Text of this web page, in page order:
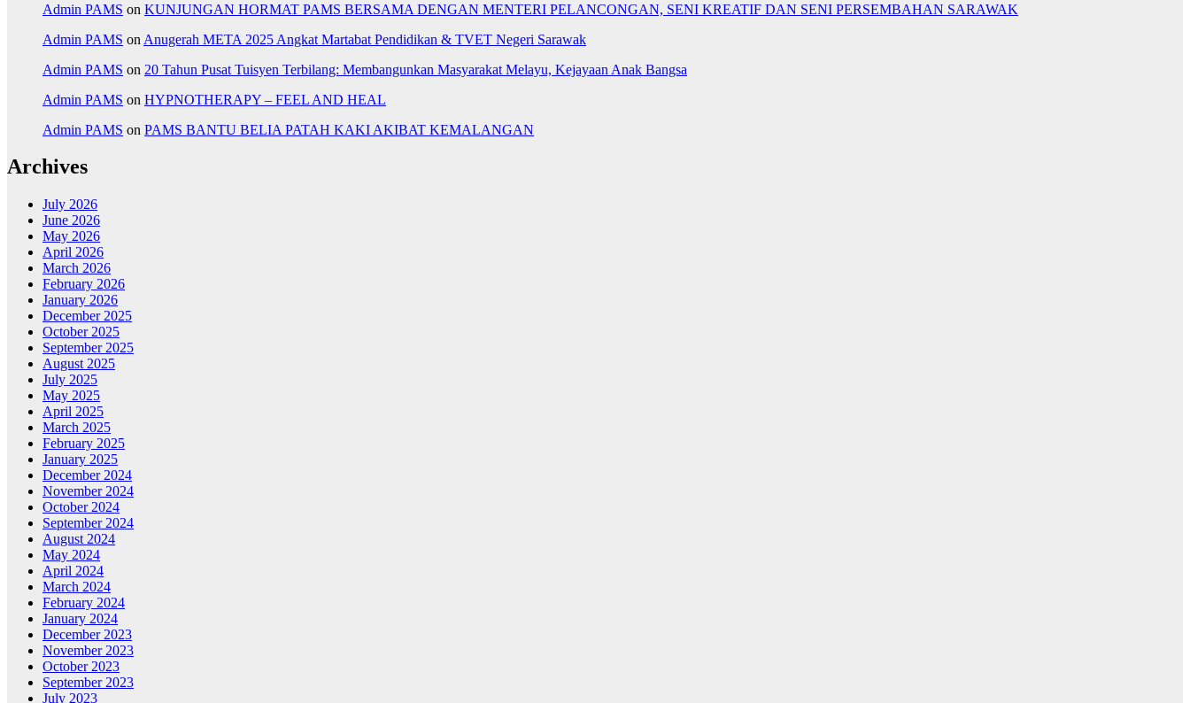
Admin PAMS on KUNJUNGAN HORMAT PAMS BERSAMA DENGAN MENTERI PELANCONGAN, SENI KREATIF DAN SENI PERSEMBAHAN SARAWAK
Admin PAMS on Anugerah META 2025 Angkat Martabat Pendidikan & TVET Negeri Sarawak
Admin PAMS on 20 Tahun Pusat Tuisyen Terbilang: Membangunkan Masyarakat Melayu, Kejayaan Anak Bangsa
Admin PAMS on HYPNOTHERAPY – FEEL AND HEAL
Admin PAMS on PAMS BANTU BELIA PATAH KAKI AKIBAT KEMALANGAN
Archives
July 2026
June 2026
May 2026
April 2026
March 2026
February 2026
January 2026
December 2025
October 2025
September 2025
August 2025
July 2025
May 2025
April 2025
March 2025
February 2025
January 2025
December 2024
November 2024
October 2024
September 2024
August 2024
May 2024
April 2024
March 2024
February 2024
January 2024
December 2023
November 2023
October 2023
September 2023
July 2023